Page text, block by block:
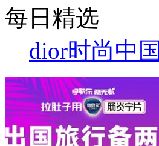
每日精选
dior时尚中国